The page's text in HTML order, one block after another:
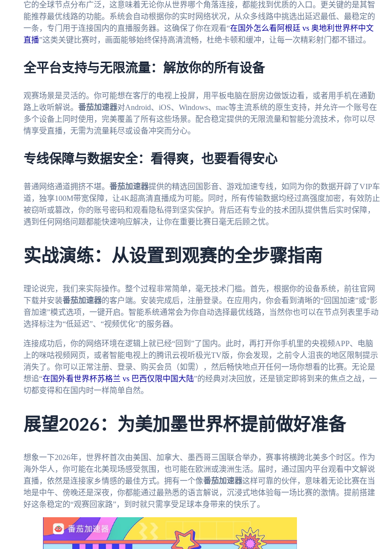
它的全球节点分布广泛，这意味着无论你从世界哪个角落连接，都能找到优质的入口。更关键的是其智
能推荐最优线路的功能。系统会自动根据你的实时网络状况，从众多线路中挑选出延迟最低、最稳定的
一条，专门用于连接国内的直播服务器。这确保了你在观看“在国外怎么看阿根廷 vs 奥地利世界杯中文
直播”这类关键比赛时，画面能够始终保持高清流畅，杜绝卡顿和缓冲，让每一次精彩射门都不错过。
全平台支持与无限流量：解放你的所有设备
观赛场景是灵活的。你可能想在客厅的电视上投屏，用平板电脑在厨房边做饭边看，或者用手机在通勤
路上收听解说。 番茄加速器对Android、iOS、Windows、mac等主流系统的原生支持，并允许一个账号在
多个设备上同时使用，完美覆盖了所有这些场景。配合稳定提供的无限流量和智能分流技术，你可以尽
情享受直播，无需为流量耗尽或设备冲突而分心。
专线保障与数据安全：看得爽，也要看得安心
普通网络通道拥挤不堪。 番茄加速器提供的精选回国影音、游戏加速专线，如同为你的数据开辟了VIP车
道，独享100M带宽保障，让4K超高清直播成为可能。同时，所有传输数据均经过高强度加密，有效防止
被窃听或篡改，你的账号密码和观看隐私得到坚实保护。背后还有专业的技术团队提供售后实时保障，
遇到任何网络问题都能快速响应解决，让你在重要比赛日毫无后顾之忧。
实战演练：从设置到观赛的全步骤指南
理论说完，我们来实际操作。整个过程非常简单，毫无技术门槛。首先，根据你的设备系统，前往官网
下载并安装番茄加速器的客户端。安装完成后，注册登录。在应用内，你会看到清晰的“回国加速”或“影
音加速”模式选项，一键开启。智能系统通常会为你自动选择最优线路，当然你也可以在节点列表里手动
选择标注为“低延迟”、“视频优化”的服务器。
连接成功后，你的网络环境在逻辑上就已经“回到”了国内。此时，再打开你手机里的央视频APP、电脑
上的咪咕视频网页，或者智能电视上的腾讯云视听极光TV版，你会发现，之前令人沮丧的地区限制提示
消失了。你可以正常注册、登录、购买会员（如需），然后畅快地点开任何一场你想看的比赛。无论是
想追“在国外看世界杯苏格兰 vs 巴西仅限中国大陆”的经典对决回放，还是锁定即将到来的焦点之战，一
切都变得和在国内时一样简单自然。
展望2026：为美加墨世界杯提前做好准备
想象一下2026年，世界杯首次由美国、加拿大、墨西哥三国联合举办，赛事将横跨北美多个时区。作为
海外华人，你可能在北美现场感受氛围，也可能在欧洲或澳洲生活。届时，通过国内平台观看中文解说
直播，依然是连接家乡情感的最佳方式。拥有一个像番茄加速器这样可靠的伙伴，意味着无论比赛在当
地是中午、傍晚还是深夜，你都能通过最熟悉的语言解说，沉浸式地体验每一场比赛的激情。提前搭建
好这条稳定的“观赛回家路”，到时就只需享受足球本身带来的快乐了。